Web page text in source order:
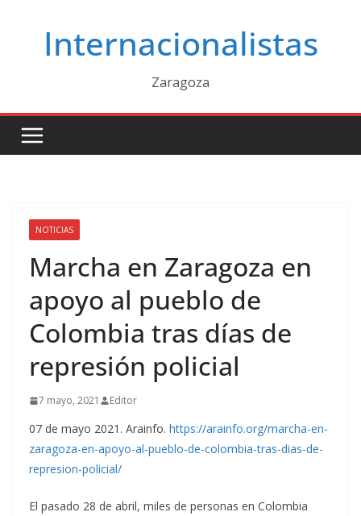
contenidoInternacionalistas
Zaragoza
NOTICIAS
Marcha en Zaragoza en
apoyo al pueblo de
Colombia tras días de
represión policial
7 mayo, 2021 Editor
07 de mayo 2021. Arainfo. https://arainfo.org/marcha-en-
zaragoza-en-apoyo-al-pueblo-de-colombia-tras-dias-de-
represion-policial/
El pasado 28 de abril, miles de personas en Colombia